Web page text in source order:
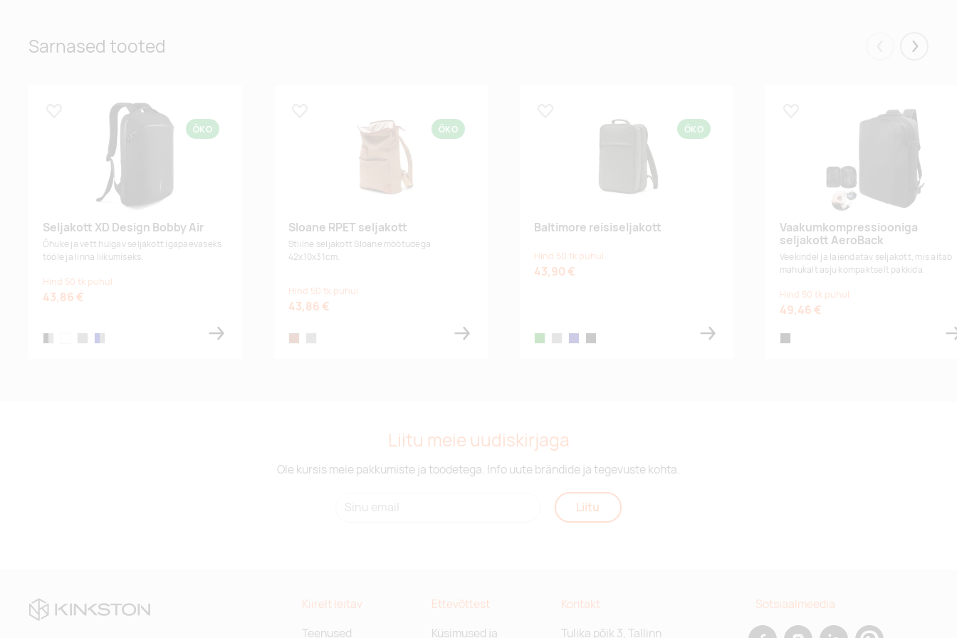
Sarnased tooted Eelmised
ÖKO
Seljakott XD Design Bobby Air
Õhuke ja vett hülgav seljakott igapäevaseks
tööle ja linna liikumiseks.
Hind 50 tk puhul
43,86 €
ÖKO
Sloane RPET seljakott
Stiilne seljakott Sloane mõõtudega
42x10x31cm.
Hind 50 tk puhul
43,86 €
ÖKO
Baltimore reisiseljakott
Hind 50 tk puhul
43,90 €
Vaakumkompressiooniga
seljakott AeroBack
Veekindel ja laiendatav seljakott, mis aitab
mahukalt asju kompaktselt pakkida.
Hind 50 tk puhul
49,46 €
Liitu meie uudiskirjaga
Ole kursis meie pakkumiste ja toodetega. Info uute brändide ja tegevuste kohta.
Liitu
Kiirelt leitav
Teenused
Ettevõttest
Küsimused ja
Kontakt
Tulika põik 3, Tallinn
Sotsiaalmeedia